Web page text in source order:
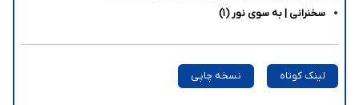
سخنرانی | به سوی نور (1)
لینک کوتاه نسخه چاپی